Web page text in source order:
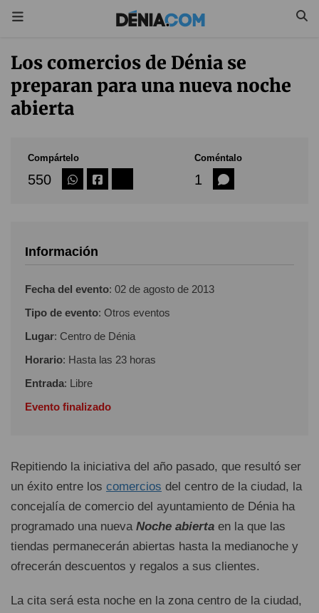
Los comercios de Dénia se
preparan para una nueva noche
abierta
Compártelo
550
Coméntalo
1
Información
Fecha del evento: 02 de agosto de 2013
Tipo de evento: Otros eventos
Lugar: Centro de Dénia
Horario: Hasta las 23 horas
Entrada: Libre
Evento finalizado
Repitiendo la iniciativa del año pasado, que resultó ser
un éxito entre los comercios del centro de la ciudad, la
concejalía de comercio del ayuntamiento de Dénia ha
programado una nueva Noche abierta en la que las
tiendas permanecerán abiertas hasta la medianoche y
ofrecerán descuentos y regalos a sus clientes.
La cita será esta noche en la zona centro de la ciudad,